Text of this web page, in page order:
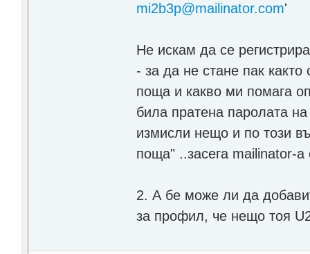
mi2b3p@mailinator.com'
Не искам да се
- за да не стане пак
поща и какво ми помага
била пратена паролата
измисли нещо и по този
поща" ..засега mailinator-
2. А бе може ли да
за профил, че нещо тоя